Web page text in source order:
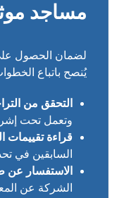
مساجد
لضمان الحصول
يُنصح باتباع
التحقق من
وتعمل تحت
قراءة تقييمات
السابقين في
الاستفسار عن
الشركة عن